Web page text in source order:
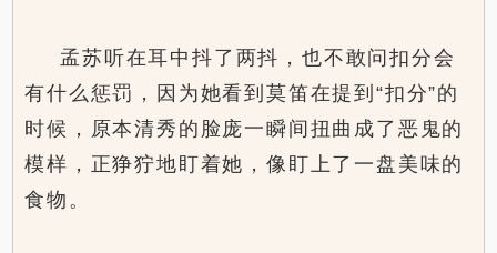
孟苏听在耳中抖了两抖，也不敢问扣分会
有什么惩罚，因为她看到莫笛在提到“扣分”的
时候，原本清秀的脸庞一瞬间扭曲成了恶鬼的
模样，正狰狞地盯着她，像盯上了一盘美味的
食物。